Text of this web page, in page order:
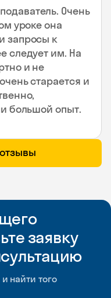
Очень
уроке она
запросы к
следует им. На
и не
старается и
большой опыт.
заявку
найти того